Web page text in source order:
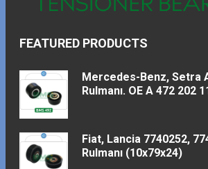
FEATURED PRODUCTS
Mercedes-Benz, Setra
Rulmanı. OE A 472 202
Fiat, Lancia 7740252,
Rulmanı (10x79x24)